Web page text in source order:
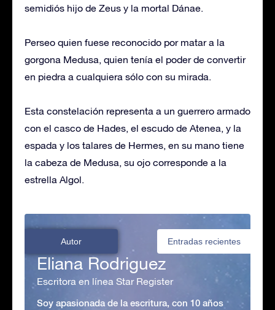
semidiós hijo de Zeus y la mortal Dánae.
Perseo quien fuese reconocido por matar a la
gorgona Medusa, quien tenía el poder de convertir
en piedra a cualquiera sólo con su mirada.
Esta constelación representa a un guerrero armado
con el casco de Hades, el escudo de Atenea, y la
espada y los talares de Hermes, en su mano tiene
la cabeza de Medusa, su ojo corresponde a la
estrella Algol.
Autor Entradas recientes
Eliana Rodriguez
Escritora en línea Star Register
Soy apasionada de la escritura, con 10 años